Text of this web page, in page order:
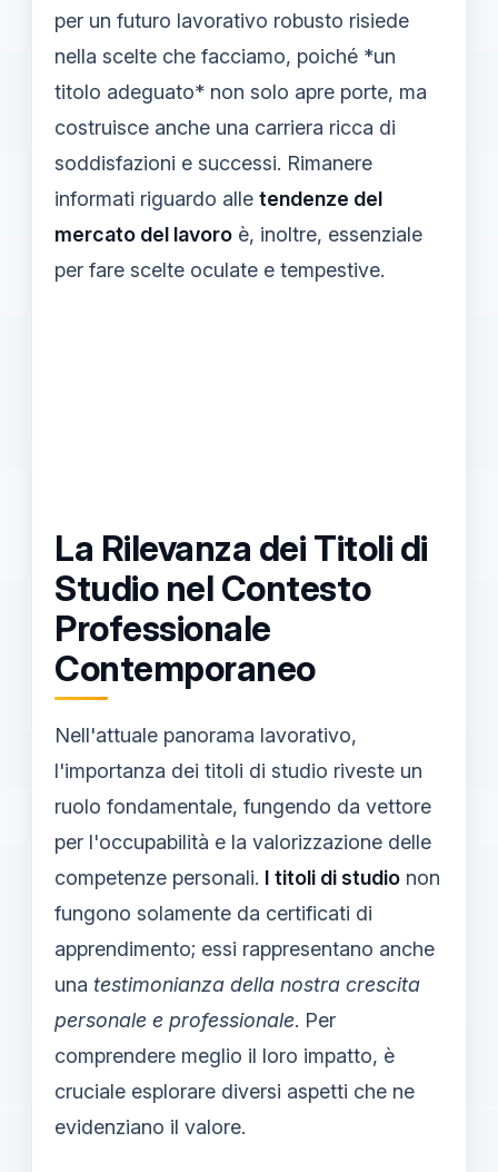
per un futuro lavorativo robusto risiede
nella scelte che facciamo, poiché *un
titolo adeguato* non solo apre porte, ma
costruisce anche una carriera ricca di
soddisfazioni e successi. Rimanere
informati riguardo alle tendenze del
mercato del lavoro è, inoltre, essenziale
per fare scelte oculate e tempestive.
La Rilevanza dei Titoli di
Studio nel Contesto
Professionale
Contemporaneo
Nell'attuale panorama lavorativo,
l'importanza dei titoli di studio riveste un
ruolo fondamentale, fungendo da vettore
per l'occupabilità e la valorizzazione delle
competenze personali. I titoli di studio non
fungono solamente da certificati di
apprendimento; essi rappresentano anche
una testimonianza della nostra crescita
personale e professionale. Per
comprendere meglio il loro impatto, è
cruciale esplorare diversi aspetti che ne
evidenziano il valore.